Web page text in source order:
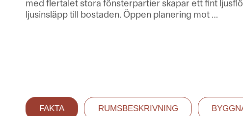
med flertalet stora fönsterpartier skapar ett fint
ljusinsläpp till bostaden. Öppen planering mot …
FAKTA RUMSBESKRIVNING